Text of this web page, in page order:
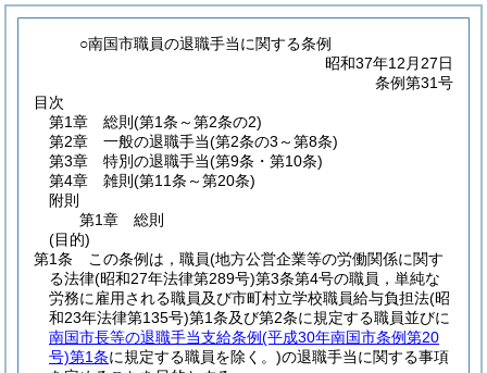
○南国市職員の退職手当に関する条例
昭和37年12月27日
条例第31号
目次
第1章
総則 (第1条～第2条の2)
第2章
一般の退職手当(第2条の3～第8条)
第3章
特別の退職手当(第9条・第10条)
第4章
雑則 (第11条～第20条)
附則
第1章
総則
(目的)
第1条
この条例は，職員(地方公営企業等の労働関係に関す
る法律(昭和27年法律第289号)第3条第4号の職員，単純な
労務に雇用される職員及び市町村立学校職員給与負担法(昭
和23年法律第135号)第1条及び第2条に規定する職員並びに
南国市長等の退職手当支給条例(平成30年南国市条例第20
号)第1条に規定する職員を除く。)の退職手当に関する事項